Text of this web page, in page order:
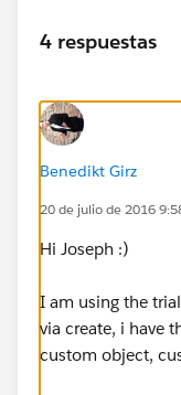
4 respuestas
Benedikt Girz
20 de julio de 2016
Hi Joseph :)
I am using the
via create, i have
custom object,